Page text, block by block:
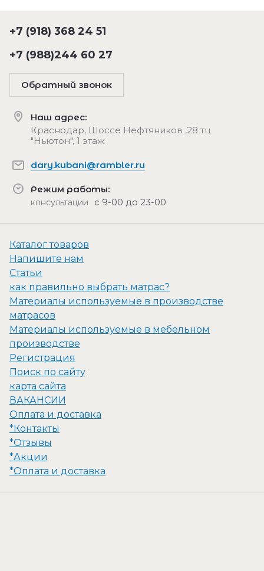
+7 (918) 368 24 51
+7 (988)244 60 27
Обратный звонок
Наш адрес:
Краснодар, Шоссе Нефтяников ,28 тц
"Ньютон", 1 этаж
dary.kubani@rambler.ru
Режим работы:
консультации с 9-00 до 23-00
Каталог товаров
Напишите нам
Статьи
как правильно выбрать матрас?
Материалы используемые в производстве
матрасов
Материалы используемые в мебельном
производстве
Регистрация
Поиск по сайту
карта сайта
ВАКАНСИИ
Оплата и доставка
*Контакты
*Отзывы
*Акции
*Оплата и доставка